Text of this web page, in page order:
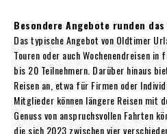
Besondere Angebote runden
Das typische Angebot von Oldtimer
Touren oder auch Wochenendreisen
bis 20 Teilnehmern. Darüber hinaus
Reisen an, etwa für Firmen oder
Mitglieder können längere Reisen mit
Genuss von anspruchsvollen Fahrten
die sich 2023 zwischen vier